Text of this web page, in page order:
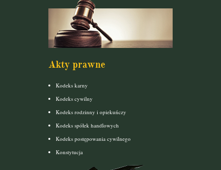
Akty prawne
Kodeks karny
Kodeks cywilny
Kodeks rodzinny i opiekuńczy
Kodeks spółek handlowych
Kodeks postępowania cywilnego
Konstytucja